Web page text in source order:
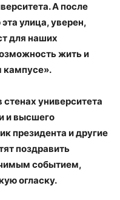
А после
улица, уверен,
для наших
жить и
кампусе».
университета
и высшего
президента и другие
поздравить
событием,
огласку.